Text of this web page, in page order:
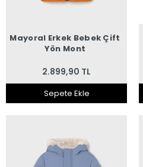
Mayoral Erkek Bebek Çift
Yön Mont
2.899,90 TL
Sepete Ekle